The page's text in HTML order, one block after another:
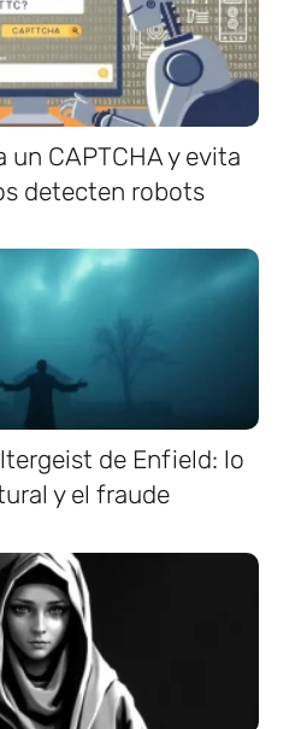
CAPTCHA y evita
detecten robots
de Enfield: lo
y el fraude